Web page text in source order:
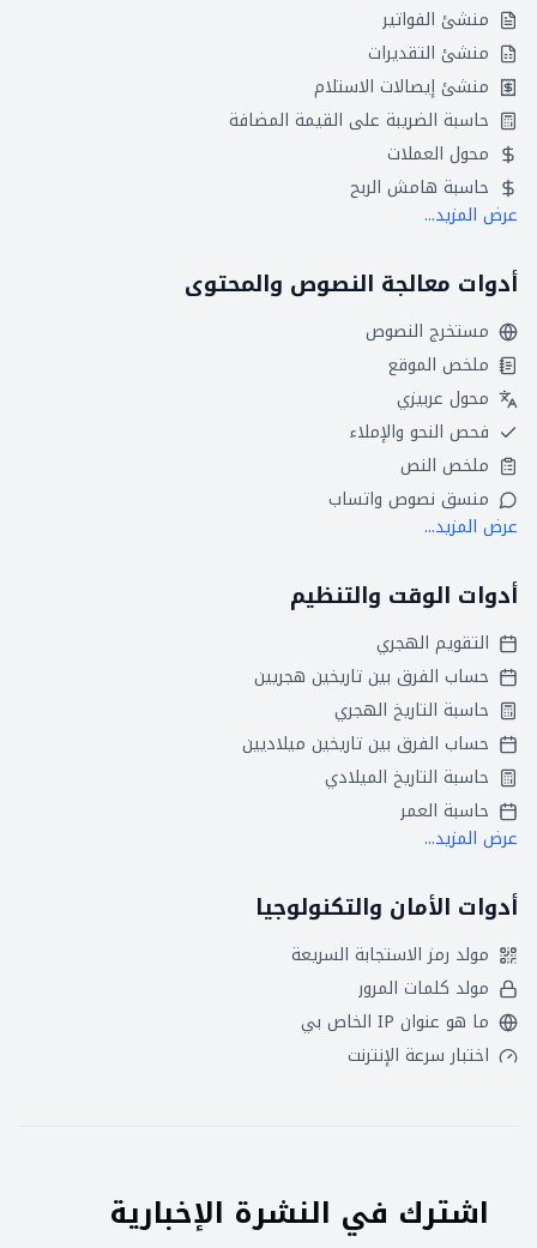
منشئ الفواتير
منشئ التقديرات
منشئ إيصالات الاستلام
حاسبة الضريبة على القيمة المضافة
محول العملات
حاسبة هامش الربح
عرض المزيد...
أدوات معالجة النصوص والمحتوى
مستخرج النصوص
ملخص الموقع
محول عربيزي
فحص النحو والإملاء
ملخص النص
منسق نصوص واتساب
عرض المزيد...
أدوات الوقت والتنظيم
التقويم الهجري
حساب الفرق بين تاريخين هجريين
حاسبة التاريخ الهجري
حساب الفرق بين تاريخين ميلاديين
حاسبة التاريخ الميلادي
حاسبة العمر
عرض المزيد...
أدوات الأمان والتكنولوجيا
مولد رمز الاستجابة السريعة
مولد كلمات المرور
ما هو عنوان IP الخاص بي
اختبار سرعة الإنترنت
اشترك في النشرة الإخبارية